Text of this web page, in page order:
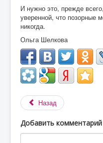
И нужно это, прежде
уверенной, что позорные
никогда.
Ольга Шелкова
Назад
Добавить комментарий